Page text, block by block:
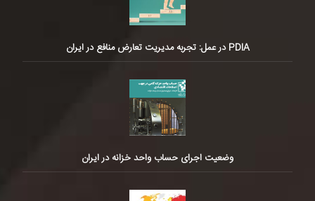
PDIA در عمل: تجربه مدیریت تعارض منافع در ایران
وضعیت اجرای حساب واحد خزانه در ایران